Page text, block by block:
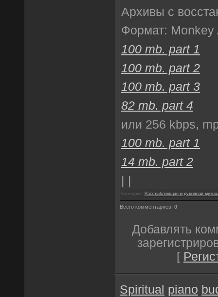
Архивы с
Формат: Monkey
100 mb. part 1
100 mb. part 2
100 mb. part 3
82 mb. part 4
или 256 kbps,
100 mb. part 1
14 mb. part 2
| |
Категория: Расслабляющая и духовная
Всего комментариев: 0
Добавлять
[
Spiritual piano